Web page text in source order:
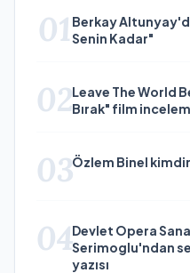
01 Berkay
Senin Kadar"
02Leave The World Behind
Bırak" film
03Özlem Binel
04Devlet Opera
Serimoglu'ndan
yazısı